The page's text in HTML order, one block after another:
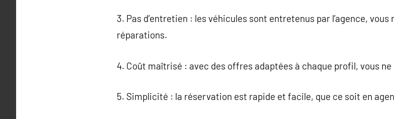
3. Pas d’entretien : les véhicules sont entretenus par l’agence, vous
réparations.
4. Coût maîtrisé : avec des offres adaptées à chaque profil, vous ne
5. Simplicité : la réservation est rapide et facile, que ce soit en